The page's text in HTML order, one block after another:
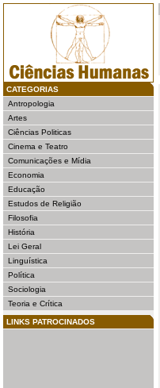
CATEGORIAS
Antropologia
Artes
Ciências Politicas
Cinema e Teatro
Comunicações e Mídia
Economia
Educação
Estudos de Religião
Filosofia
História
Lei Geral
Linguística
Política
Sociologia
Teoria e Crítica
LINKS PATROCINADOS